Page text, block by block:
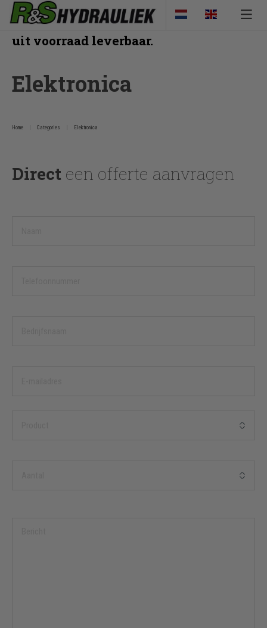
Veel van onze producten zijn direct
uit voorraad leverbaar.
Elektronica
Home Categories Elektronica
Direct een offerte aanvragen